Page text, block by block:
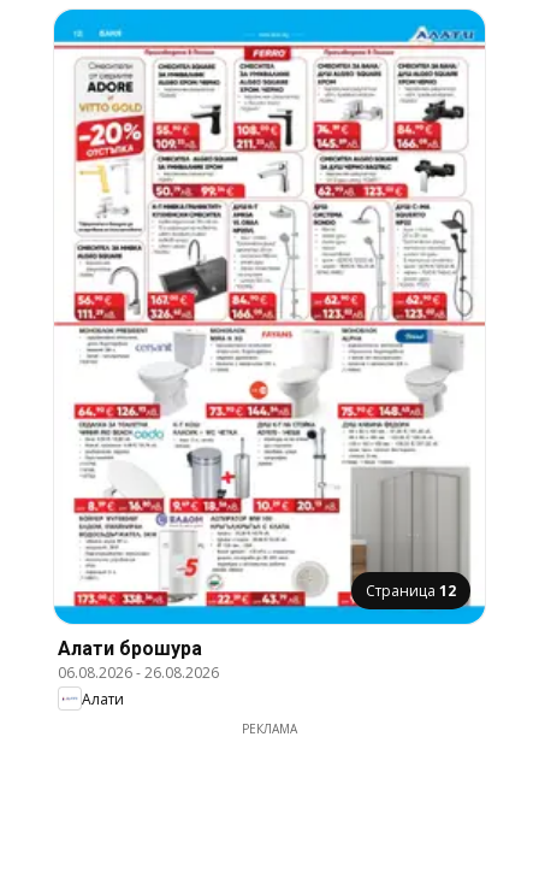
Страница 12
Алати брошура
06.08.2026-26.08.2026
Алати
РЕКЛАМА